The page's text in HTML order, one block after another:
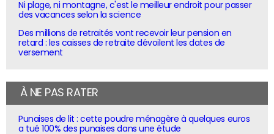
Ni plage, ni montagne, c'est le meilleur endroit pour passer
des vacances selon la science
Des millions de retraités vont recevoir leur pension en
retard : les caisses de retraite dévoilent les dates de
versement
À NE PAS RATER
Punaises de lit : cette poudre ménagère à quelques euros
a tué 100% des punaises dans une étude